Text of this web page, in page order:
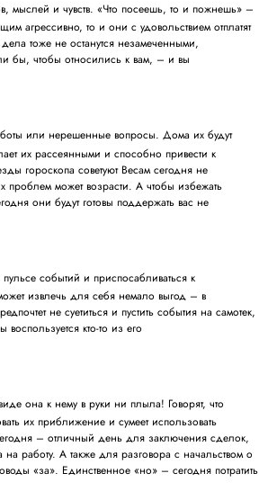
мыслей и чувств. «Что посеешь, то и пожнешь» –
агрессивно, то и они с удовольствием отплатят
тоже не останутся незамеченными,
бы, чтобы относились к вам, – и вы
или нерешенные вопросы. Дома их будут
их рассеянными и способно привести к
гороскопа советуют Весам сегодня не
проблем может возрасти. А чтобы избежать
они будут готовы поддержать вас не
событий и приспосабливаться к
извлечь для себя немало выгод – в
не суетиться и пустить события на самотек,
кто-то из его
она к нему в руки ни плыла! Говорят, что
их приближение и сумеет использовать
– отличный день для заключения сделок,
работу. А также для разговора с начальством о
«за». Единственное «но» – сегодня потратить